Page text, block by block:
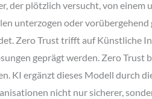
der plötzlich versucht, von
unterzogen oder
Zero Trust trifft auf Künstliche
geprägt werden. Zero
KI ergänzt dieses Modell durch
nicht nur sicherer,